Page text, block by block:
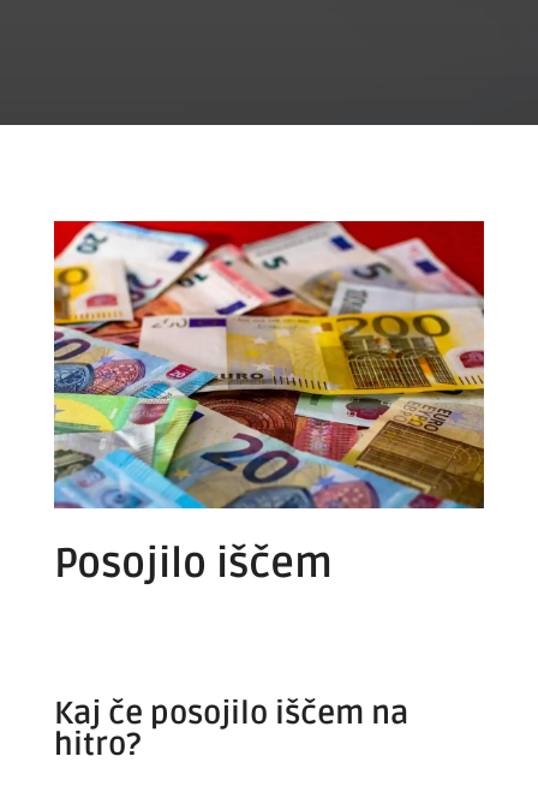
Posojilo iščem
Kaj če posojilo iščem na
hitro?